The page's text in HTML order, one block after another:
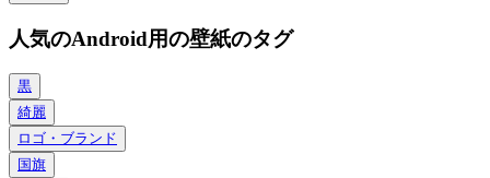
人気のAndroid用の壁紙のタグ
黒
綺麗
ロゴ・ブランド
国旗